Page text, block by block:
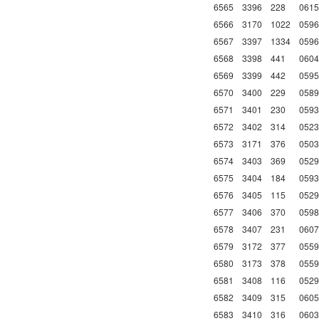
6565
3396 228
6566
3170 1022
6567
3397 1334
6568
3398 441
6569
3399 442
6570
3400 229
6571
3401 230
6572
3402 314
6573
3171 376
6574
3403 369
6575
3404 184
6576
3405 115
6577
3406 370
6578
3407 231
6579
3172 377
6580
3173 378
6581
3408 116
6582
3409 315
6583
3410 316